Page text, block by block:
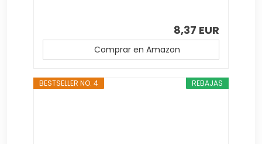
8,37 EUR
Comprar en Amazon
REBAJAS
BESTSELLER NO. 4